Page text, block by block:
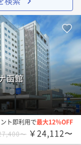
函館
ト即利用で最大12％OFF
〜 ￥24,112〜